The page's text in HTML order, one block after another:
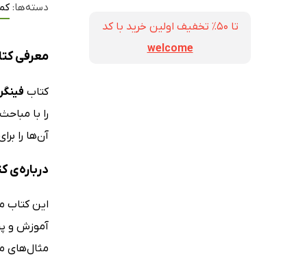
تا ۵۰٪ تخفیف اولین خرید با کد
welcome
دسته‌ها:
معرفی
کتاب
را با
آن‌ها را
این کتاب
آموزش و
مثال‌های